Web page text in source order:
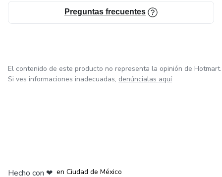
Preguntas frecuentes
El contenido de este producto no representa la opinión de Hotmart.
Si ves informaciones inadecuadas, denúncialas aquí
Hecho con ❤ en Ciudad de México